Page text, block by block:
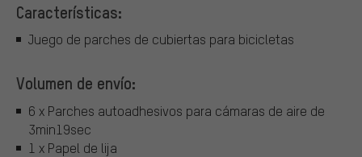
Características:
Juego de parches de cubiertas para bicicletas
Volumen de envío:
6 x Parches autoadhesivos para cámaras de aire de
3min19sec
1 x Papel de lija